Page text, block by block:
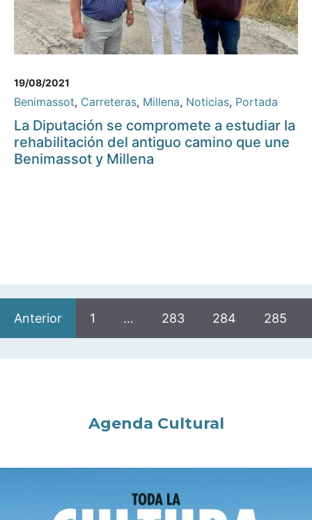
19/08/2021
Benimassot, Carreteras, Millena, Noticias, Portada
La Diputación se compromete a estudiar la
rehabilitación del antiguo camino que une
Benimassot y Millena
Anterior 1 … 283 284 285
Agenda Cultural